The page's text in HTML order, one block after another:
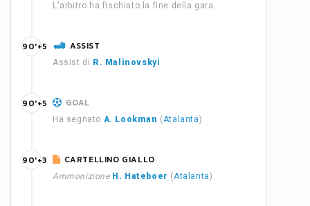
L'arbitro ha fischiato la fine della gara.
ASSIST
Assist di R. Malinovskyi
90'+5
GOAL
Ha segnato A. Lookman (Atalanta)
90'+5
CARTELLINO GIALLO
Ammonizione H. Hateboer (Atalanta)
90'+3